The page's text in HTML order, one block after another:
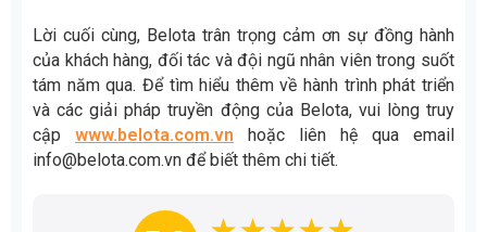
Lời cuối cùng, Belota trân trọng cảm ơn sự đồng hành
của khách hàng, đối tác và đội ngũ nhân viên trong suốt
tám năm qua. Để tìm hiểu thêm về hành trình phát triển
và các giải pháp truyền động của Belota, vui lòng truy
cập www.belota.com.vn hoặc liên hệ qua email
info@belota.com.vn để biết thêm chi tiết.